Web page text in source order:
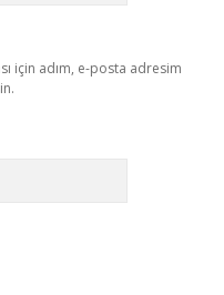
için adım, e-posta adresim